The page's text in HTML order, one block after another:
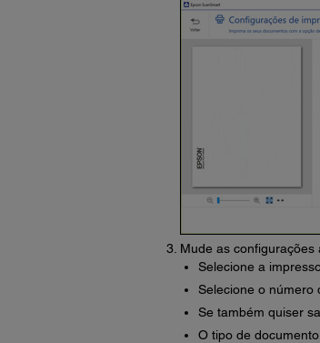
Mude as configurações
Selecione a
Selecione o número
Se também quiser
O tipo de